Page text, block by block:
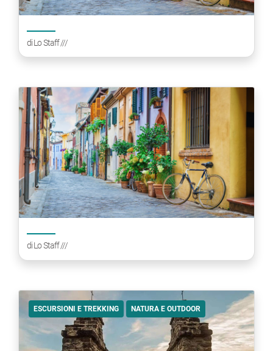
diLo Staff///
diLo Staff///
ESCURSIONI E TREKKING NATURA E OUTDOOR